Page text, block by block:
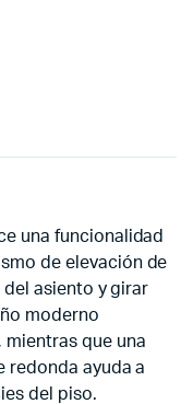
una funcionalidad
de elevación de
asiento y girar
moderno
que una
redonda ayuda a
del piso.